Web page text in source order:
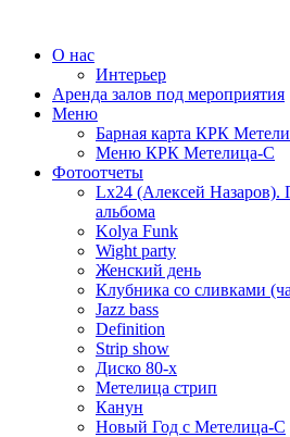
О нас
Интерьер
Аренда залов под мероприятия
Меню
Барная карта КРК
Меню КРК Метелица-С
Фотоотчеты
Lx24 (Алексей Назаров).
альбома
Kolya Funk
Wight party
Женский день
Клубника со сливками
Jazz bass
Definition
Strip show
Диско 80-х
Метелица стрип
Канун
Новый Год с Метелица-С